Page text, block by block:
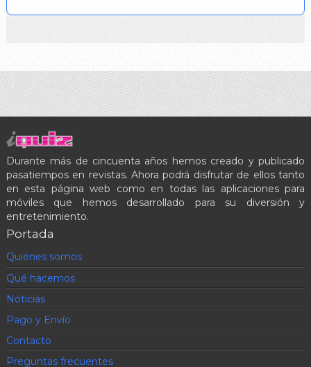
Durante más de cincuenta años hemos creado y publicado
pasatiempos en revistas. Ahora podrá disfrutar de ellos tanto
en esta página web como en todas las aplicaciones para
móviles que hemos desarrollado para su diversión y
entretenimiento.
Portada
Quiénes somos
Qué hacemos
Noticias
Pago y Envío
Contacto
Preguntas frecuentes